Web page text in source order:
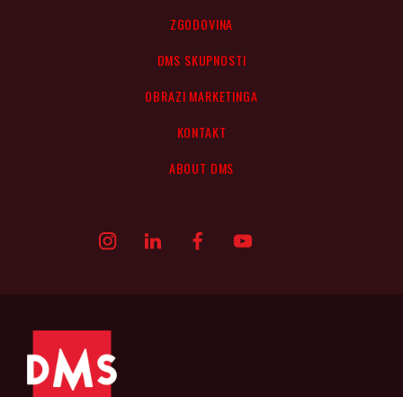
ZGODOVINA
DMS SKUPNOSTI
OBRAZI MARKETINGA
KONTAKT
ABOUT DMS